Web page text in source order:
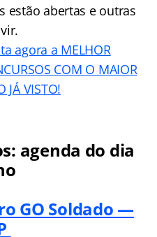
estão abertas e outras
agora a MELHOR
COM O MAIOR
JÁ VISTO!
agenda do dia
GO Soldado —